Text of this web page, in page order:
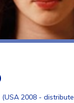
2008 -